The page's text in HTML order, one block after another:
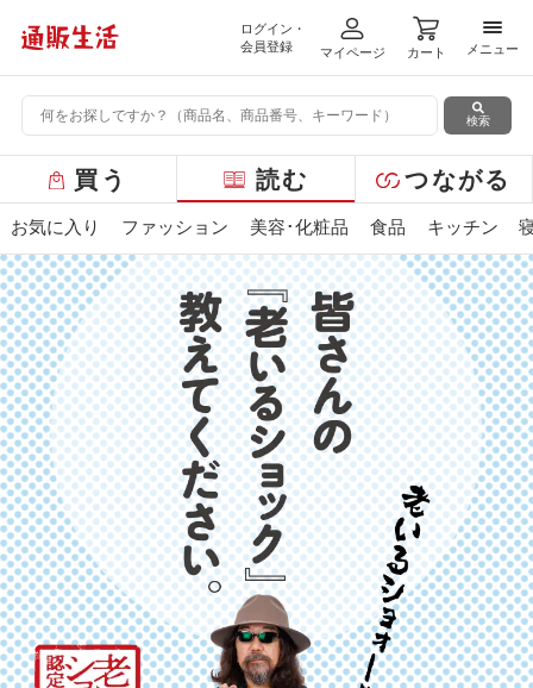
ログイン・
会員登録
マイページ カート
メニ
メニュー
検索
ー
バ
ル
メ
ニ
ュ
ー
買う 読む つながる
お気に入り ファッション 美容･化粧品 食品 キッチン